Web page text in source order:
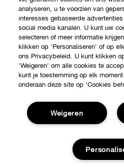
Verkooppunten
Clinique Philosophy
analyseren, u te voorzien van
interesses gebaseerde
social media kanalen. U kunt uw
selecteren of meer informatie
klikken op 'Personaliseren' of op
ons Privacybeleid. U kunt klikken
'Weigeren' om alle cookies te
kunt je toestemming op elk
onderaan deze site op ‘Cookies
Weigeren